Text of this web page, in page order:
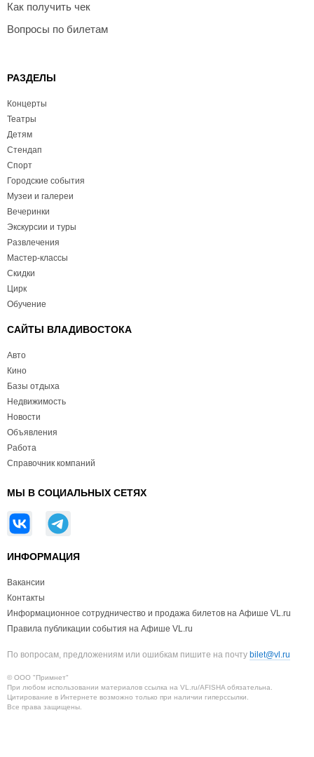
Как получить чек
Вопросы по билетам
РАЗДЕЛЫ
Концерты
Театры
Детям
Стендап
Спорт
Городские события
Музеи и галереи
Вечеринки
Экскурсии и туры
Развлечения
Мастер-классы
Скидки
Цирк
Обучение
САЙТЫ ВЛАДИВОСТОКА
Авто
Кино
Базы отдыха
Недвижимость
Новости
Объявления
Работа
Справочник компаний
МЫ В СОЦИАЛЬНЫХ СЕТЯХ
ИНФОРМАЦИЯ
Вакансии
Контакты
Информационное сотрудничество и продажа билетов на Афише VL.ru
Правила публикации события на Афише VL.ru
По вопросам, предложениям или ошибкам пишите на почту bilet@vl.ru
© ООО "Примнет"
При любом использовании материалов ссылка на VL.ru/AFISHA обязательна.
Цитирование в Интернете возможно только при наличии гиперссылки.
Все права защищены.